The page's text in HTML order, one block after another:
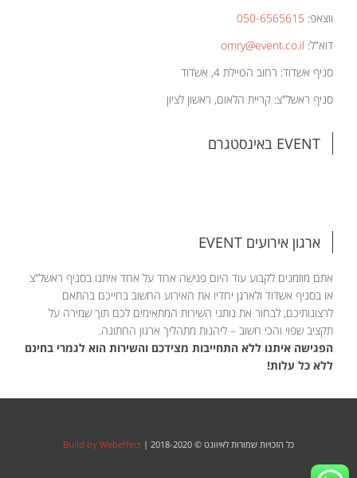
ווצאפ: 050-6565615
דוא"ל: omry@event.co.il
סניף אשדוד: רחוב הטיילת 4, אשדוד
סניף ראשל"צ: קריית הלאום, ראשון לציון
EVENT באינסטגרם
ארגון אירועים EVENT
אתם מוזמנים לקבוע עוד היום פגישה אחד על אחד איתנו בסניף ראשל"צ
או בסניף אשדוד ולארגן יחדיו את האירוע החשוב בחייכם בהתאם
לרצונותיכם, לבחור את נותני השירות המתאימים לכם תוך שמירה על
תקציב שפוי והכי חשוב – ליהנות מתהליך ארגון החתונה.
הפגישה איתנו ללא התחייבות מצידכם והשירות הוא לגמרי בחינם
ללא כל עלות!
כל הזכויות שמורות לאיוונט © 2018-2020 | Build by Webeffect